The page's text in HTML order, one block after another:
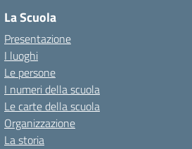
La Scuola
Presentazione
I luoghi
Le persone
I numeri della scuola
Le carte della scuola
Organizzazione
La storia